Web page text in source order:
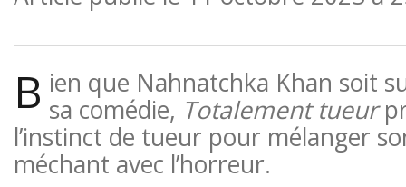
B ien que Nahnatchka Khan soit
sa comédie, Totalement tueur
l’instinct de tueur pour mélanger
méchant avec l’horreur.